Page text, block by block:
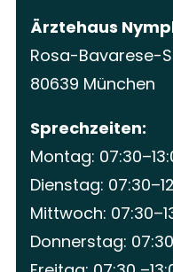
Ärztehaus
Rosa-Bavarese-
80639 München
Sprechzeiten:
Montag:
Dienstag:
Mittwoch:
Donnerstag: